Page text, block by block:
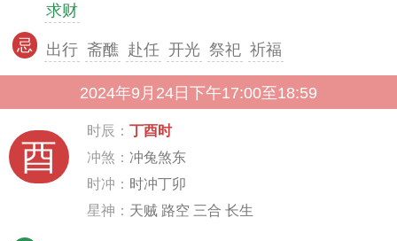
求财
忌 出行 斋醮 赴任 开光 祭祀 祈福
2024年9月24日下午17:00至18:59
酉
时辰： 丁酉时
冲煞： 冲兔煞东
时冲： 时冲丁卯
星神： 天贼 路空 三合 长生